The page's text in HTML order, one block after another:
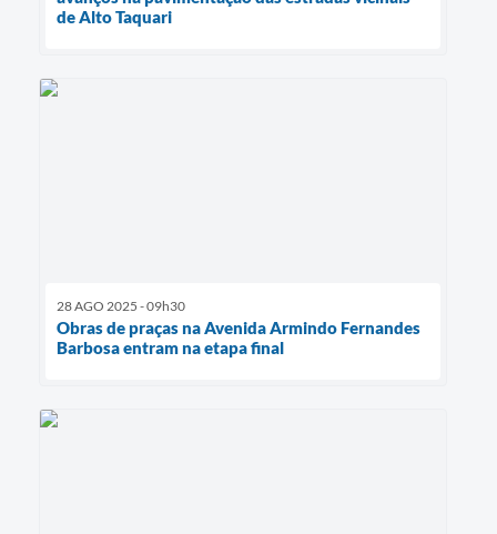
de Alto Taquari
28 AGO 2025 - 09h30
Obras de praças na Avenida Armindo Fernandes
Barbosa entram na etapa final